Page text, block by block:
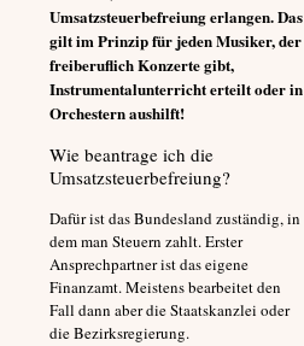
Umsatzsteuerbefreiung erlangen. Das
gilt im Prinzip für jeden Musiker, der
freiberuflich Konzerte gibt,
Instrumentalunterricht erteilt oder in
Orchestern aushilft!
Wie beantrage ich die
Umsatzsteuerbefreiung?
Dafür ist das Bundesland zuständig, in
dem man Steuern zahlt. Erster
Ansprechpartner ist das eigene
Finanzamt. Meistens bearbeitet den
Fall dann aber die Staatskanzlei oder
die Bezirksregierung.